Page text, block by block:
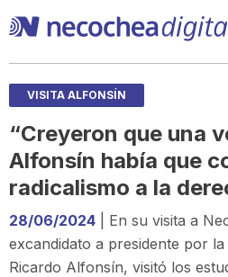
VISITA ALFONSÍN
“Creyeron que una
Alfonsín había que
radicalismo a la
28/06/2024 | En su visita a
excandidato a presidente por
Ricardo Alfonsín, visitó los